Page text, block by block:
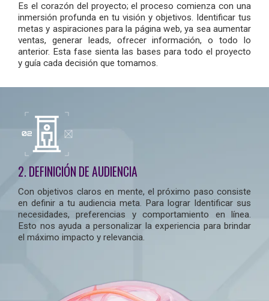
Es el corazón del proyecto; el proceso comienza con una
inmersión profunda en tu visión y objetivos. Identificar tus
metas y aspiraciones para la página web, ya sea aumentar
ventas, generar leads, ofrecer información, o todo lo
anterior. Esta fase sienta las bases para todo el proyecto
y guía cada decisión que tomamos.
2. DEFINICIÓN DE AUDIENCIA
Con objetivos claros en mente, el próximo paso consiste
en definir a tu audiencia meta. Para lograr Identificar sus
necesidades, preferencias y comportamiento en línea.
Esto nos ayuda a personalizar la experiencia para brindar
el máximo impacto y relevancia.